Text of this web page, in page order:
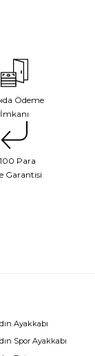
Ödeme
İmkanı
Para
Garantisi
Ayakkabı
Spor Ayakkabı